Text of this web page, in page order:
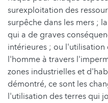
surexploitation des
surpêche dans les mers ;
qui a de graves
intérieures ; ou
l'homme à travers
zones industrielles et
démontré, ce sont les
l'utilisation des terres qui